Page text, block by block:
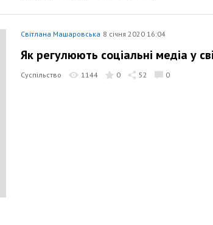
Світлана Машаровська 8 січня 2020 16:04
Як регулюють соціальні медіа у
Суспільство 1144 0 52 0